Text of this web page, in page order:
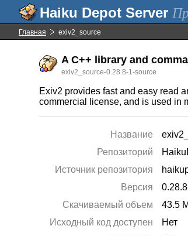
Главная exiv2_source
A C++ library and
exiv2_source-0.28.8-1-source
Exiv2 provides fast and easy read
commercial license, and is used in
Название
Репозиторий
Источник репозитория
Версия
Скачиваемый объем
43.5
Исходный код доступен
Нет